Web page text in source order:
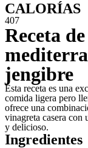
CALORÍAS
407
Receta
jengibre
Esta receta es una
comida ligera pero
ofrece una
vinagreta casera con
y delicioso.
Ingredientes